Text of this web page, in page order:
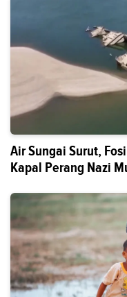
Air Sungai Surut,
Kapal Perang Nazi